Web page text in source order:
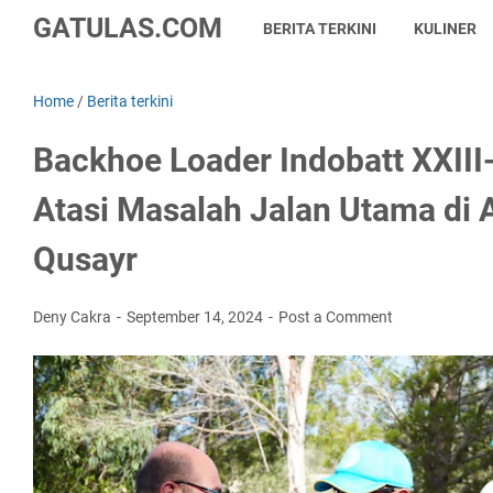
GATULAS.COM BERITA TERKINI KULINER
Home / Berita terkini
Backhoe Loader Indobatt
Atasi Masalah Jalan Utama di
Qusayr
Deny Cakra September 14, 2024 Post a Comment